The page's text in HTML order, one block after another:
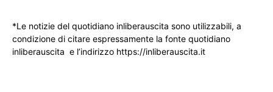
*Le notizie del quotidiano inliberauscita sono utilizzabili, a
condizione di citare espressamente la fonte quotidiano
inliberauscita e l’indirizzo https://inliberauscita.it